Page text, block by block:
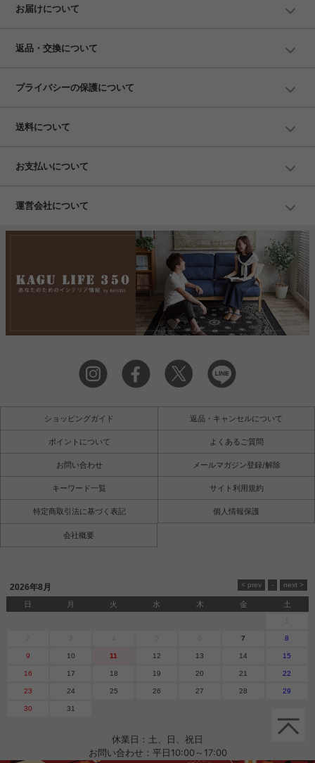
お届けについて
返品・交換について
プライバシーの保護について
送料について
お支払いについて
運営会社について
ショッピングガイド 返品・キャンセルについて
ポイントについて よくあるご質問
お問い合わせ メールマガジン登録/解除
キーワード一覧 サイト利用規約
特定商取引法に基づく表記 個人情報保護
会社概要
2026年8月
日 月 火 水 木 金 土
7 8
9 10 11 12 13 14 15
16 17 18 19 20 21 22
23 24 25 26 27 28 29
30 31
休業日：土、日、祝日
お問い合わせ：平日10:00～17:00